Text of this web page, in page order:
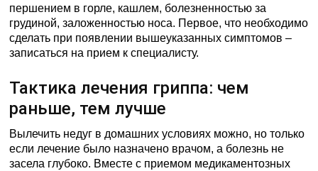
першением в горле, кашлем, болезненностью за
грудиной, заложенностью носа. Первое, что необходимо
сделать при появлении вышеуказанных симптомов –
записаться на прием к специалисту.
Тактика лечения гриппа: чем
раньше, тем лучше
Вылечить недуг в домашних условиях можно, но только
если лечение было назначено врачом, а болезнь не
засела глубоко. Вместе с приемом медикаментозных